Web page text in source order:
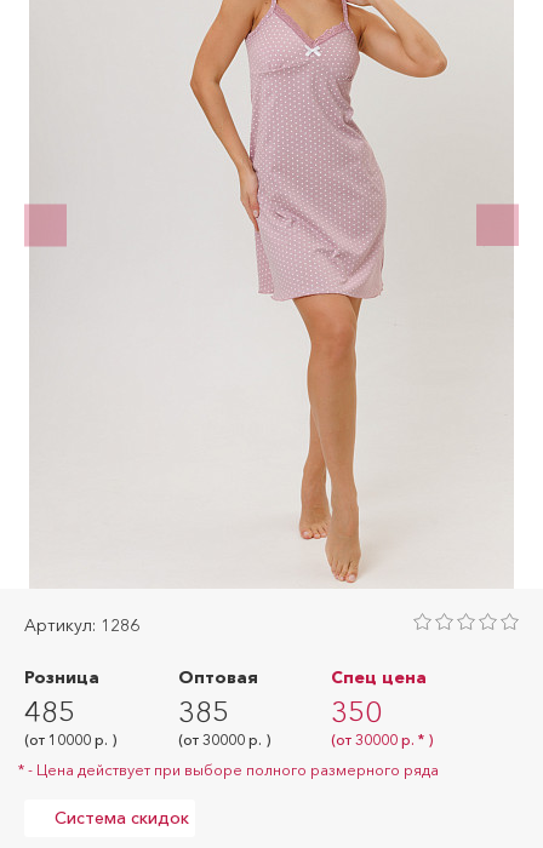
Беременных и кормящих
Майки топы
Халаты
Для мужчин
Бриджи
Артикул: 1286
Розница
485
(от 10000 р. )
Оптовая
385
(от 30000 р. )
Спец цена
350
(от 30000 р. * )
* - Цена действует при выборе полного размерного ряда
Система скидок